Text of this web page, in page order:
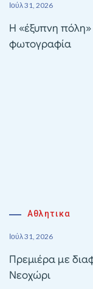
Ιούλ 31, 2026
Η «έξυπνη
φωτογραφία
Αθλητικα
Ιούλ 31, 2026
Πρεμιέρα με
Νεοχώρι